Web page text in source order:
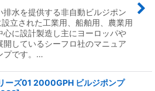
排水を提供する非自動ビルジポン
立された工業用、船舶用、農業用
心に設計製造し主にヨーロッパや
開しているシーフロ社のマニュア
プです。…
ーズ01 2000GPH ビルジポンプ